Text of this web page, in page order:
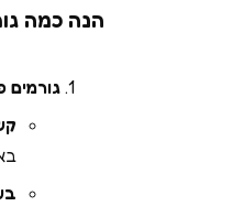
הנה כמה
גורמים